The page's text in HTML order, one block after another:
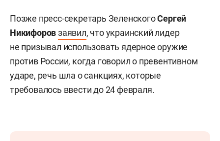
Позже пресс-секретарь ЗеленскогоСергей
Никифоровзаявил, что украинский лидер
не призывал использовать ядерное оружие
против России, когда говорил о превентивном
ударе, речь шла о санкциях, которые
требовалось ввести до 24 февраля.